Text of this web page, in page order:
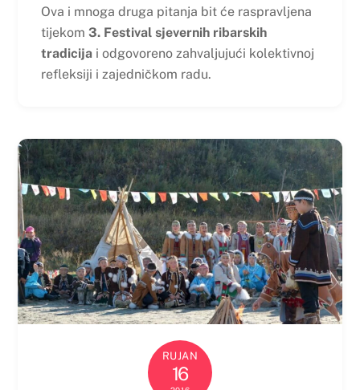
Ova i mnoga druga pitanja bit će raspravljena
tijekom 3. Festival sjevernih ribarskih
tradicijai odgovoreno zahvaljujući kolektivnoj
refleksiji i zajedničkom radu.
RUJAN
16